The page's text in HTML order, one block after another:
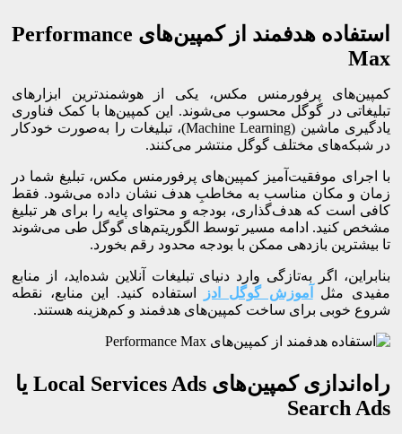
استفاده هدفمند از کمپین‌های Performance
Max
کمپین‌های پرفورمنس مکس، یکی از هوشمندترین ابزارهای
تبلیغاتی در گوگل محسوب می‌شوند. این کمپین‌ها با کمک فناوری
یادگیری ماشین (Machine Learning)، تبلیغات را به‌صورت خودکار
در شبکه‌های مختلف گوگل منتشر می‌کنند.
با اجرای موفقیت‌آمیز کمپین‌های پرفورمنس مکس، تبلیغ شما در
زمان و مکان مناسب به مخاطبِ هدف نشان داده می‌شود. فقط
کافی است که هدف‌گذاری، بودجه و محتوای پایه را برای هر تبلیغ
مشخص کنید. ادامه مسیر توسط الگوریتم‌های گوگل طی می‌شوند
تا بیشترین بازدهی ممکن با بودجه محدود رقم بخورد.
بنابراین، اگر به‌تازگی وارد دنیای تبلیغات آنلاین شده‌اید، از منابع
مفیدی مثل
آموزش گوگل ادز
استفاده کنید. این منابع، نقطه
شروع خوبی برای ساخت کمپین‌های هدفمند و کم‌هزینه هستند.
راه‌اندازی کمپین‌های Local Services Ads یا
Search Ads